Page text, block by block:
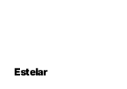
Estelar